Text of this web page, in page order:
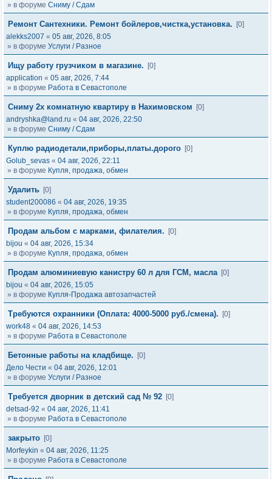
» в форуме Сниму / Сдам
Ремонт Сантехники. Ремонт бойлеров,чистка,установка.
[0]
alekks2007 « 05 авг, 2026, 8:05
» в форуме Услуги / Разное
Ищу работу грузчиком в магазине.
[0]
application « 05 авг, 2026, 7:44
» в форуме Работа в Севастополе
Сниму 2х комнатную квартиру в Нахимовском
[0]
andryshka@land.ru « 04 авг, 2026, 22:50
» в форуме Сниму / Сдам
Куплю радиодетали,приборы,платы.дорого [0]
Golub_sevas « 04 авг, 2026, 22:11
» в форуме Купля, продажа, обмен
Удалить [0]
student200086 « 04 авг, 2026, 19:35
» в форуме Купля, продажа, обмен
Продам альбом с марками, филателия.
[0]
bijou « 04 авг, 2026, 15:34
» в форуме Купля, продажа, обмен
Продам алюминиевую канистру 60 л для ГСМ, масла [0]
bijou « 04 авг, 2026, 15:05
» в форуме Купля-Продажа автозапчастей
Требуются охранники (Оплата: 4000-5000 руб./смена).
[0]
work48 « 04 авг, 2026, 14:53
» в форуме Работа в Севастополе
Бетонные работы на кладбище.
[0]
Дело Чести « 04 авг, 2026, 12:01
» в форуме Услуги / Разное
Требуется дворник в детский сад № 92 [0]
detsad-92 « 04 авг, 2026, 11:41
» в форуме Работа в Севастополе
закрыто [0]
Morfeykin « 04 авг, 2026, 11:25
» в форуме Работа в Севастополе